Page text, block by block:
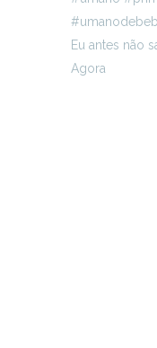
Eu antes não
Agora